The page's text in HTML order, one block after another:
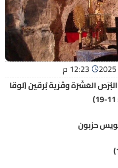
12:23 م
العَشَرَة وقَرْية بُرقين (لوقا
حزبون